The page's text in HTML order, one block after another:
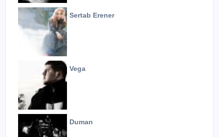
Sertab Erener
Vega
Duman